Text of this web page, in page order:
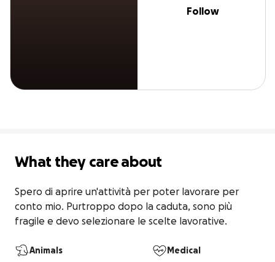
Follow
What they care about
Spero di aprire un'attività per poter lavorare per
conto mio. Purtroppo dopo la caduta, sono più
fragile e devo selezionare le scelte lavorative.
Animals Medical